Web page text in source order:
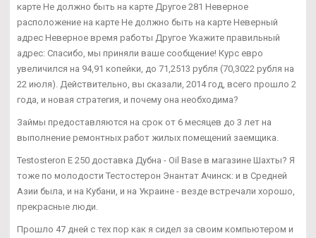
карте Не должно быть на карте Другое 281 Неверное
расположение на карте Не должно быть на карте Неверный
адрес Неверное время работы Другое Укажите правильный
адрес: Спасибо, мы приняли ваше сообщение! Курс евро
увеличился на 94,91 копейки, до 71,2513 рубля (70,3022 рубля на
22 июля). Действительно, вы сказали, 2014 год, всего прошло 2
года, и новая стратегия, и почему она необходима?
Займы предоставляются на срок от 6 месяцев до 3 лет на
выполнение ремонтных работ жилых помещений заемщика.
Testosteron E 250 доставка Дубна - Oil Base в магазине Шахты? Я
тоже по молодости Тестостерон Энантат Ачинск: и в Средней
Азии была, и на Кубани, и на Украине - везде встречали хорошо,
прекрасные люди.
Прошло 47 дней с тех пор как я сидел за своим компьютером и